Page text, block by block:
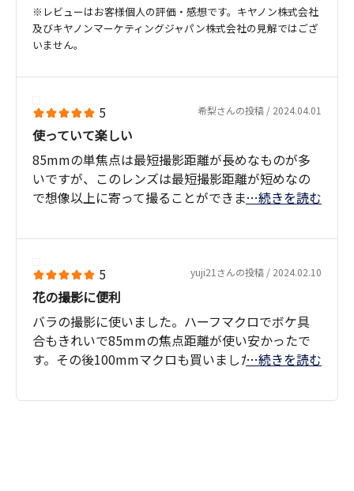
※レビューはお客様個人の評価・感想です。キヤノン株式会社
及びキヤノンマーケティングジャパン株式会社の見解ではござ
いません。
使っていて楽しい
85mmの単焦点は最短撮影距離が長めなものが多
いですが、このレンズは最短撮影距離が短めなの
で想像以上に寄って撮ることができます。
撮影に没頭できるので非常に楽しいレンズでし
…続きを読む
5 希梨さんの投稿 / 2024.04.01
花の撮影に便利
バラの撮影に使いました。ハーフマクロでボケ具
合もきれいで85mmの焦点距離が使い安かったで
す。その後100mmマクロも買いました。…続きを読む
5 yuji21さんの投稿 / 2024.02.10